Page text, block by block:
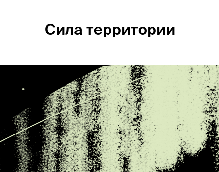
Мир
Команда
Сила территории